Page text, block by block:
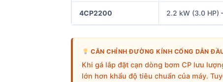
4CP2200 2.2 kW (3.0 HP)
CĂN CHỈNH ĐƯỜNG KÍNH CỐNG DẪN
Khi gá lắp đặt cạn dòng bơm CP lưu
lớn hơn khẩu độ tiêu chuẩn của máy.